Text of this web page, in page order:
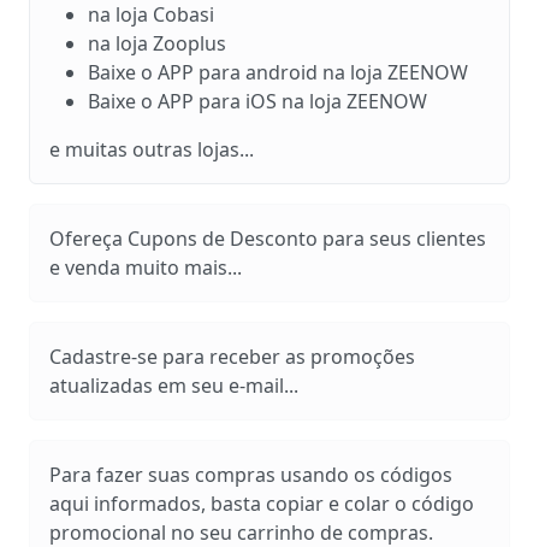
na loja Cobasi
na loja Zooplus
Baixe o APP para android na loja ZEENOW
Baixe o APP para iOS na loja ZEENOW
e muitas outras lojas...
Ofereça Cupons de Desconto para seus clientes
e venda muito mais...
Cadastre-se para receber as promoções
atualizadas em seu e-mail...
Para fazer suas compras usando os códigos
aqui informados, basta copiar e colar o código
promocional no seu carrinho de compras.